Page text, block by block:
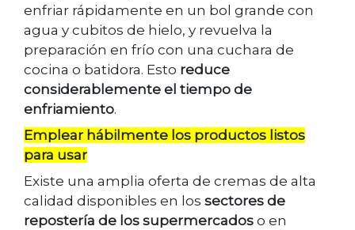
enfriar rápidamente en un bol grande con
agua y cubitos de hielo, y revuelva la
preparación en frío con una cuchara de
cocina o batidora. Esto reduce
considerablemente el tiempo de
enfriamiento.
Emplear hábilmente los productos listos
para usar
Existe una amplia oferta de cremas de alta
calidad disponibles en los sectores de
repostería de los supermercados o en